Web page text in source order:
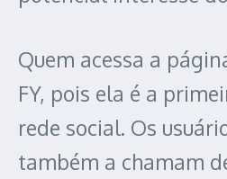
Quem acessa a
FY, pois ela é a
rede social. Os
também a chamam